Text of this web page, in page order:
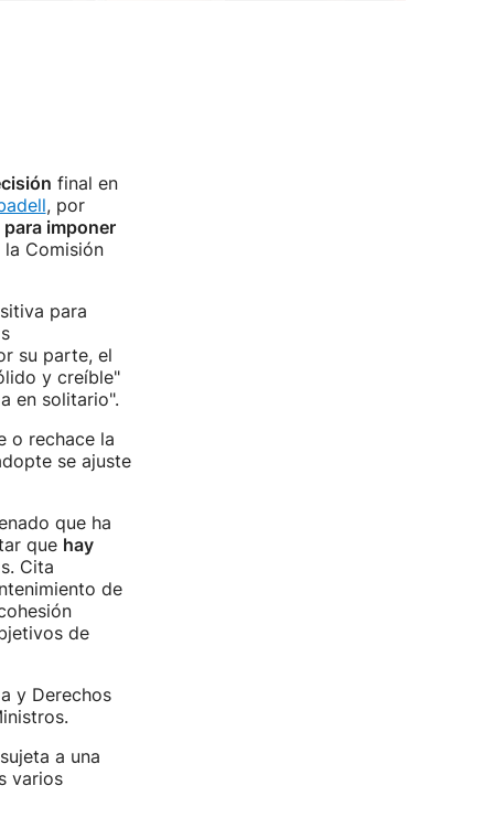
final en
, por
imponer
Comisión
para
su parte, el
y creíble"
en solitario".
o rechace la
se ajuste
que ha
que hay
Cita
de
de
y Derechos
a una
varios